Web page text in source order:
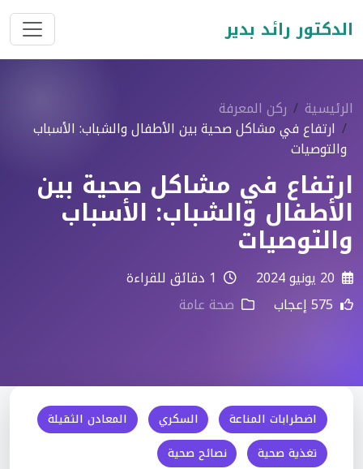
الدكتور رائد بدير
الرئيسية
ركن المعرفة
ارتفاع في مشاكل صحية بين الأطفال والشباب: الأسباب
والتوصيات
ارتفاع في مشاكل صحية بين
الأطفال والشباب: الأسباب
والتوصيات
صحة عامة
اضطرابات المناعة السكري
المعادن الثقيلة
تغذية صحية
نصائح صحية